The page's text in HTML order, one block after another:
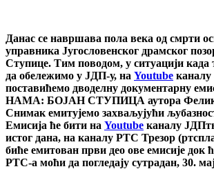
Данас се навршава пола века од смрти
управника Југословенског драмског
Ступице. Тим поводом, у ситуацији када
да обележимо у ЈДП-у, на Youtube
поставићемо дводелну документарну
НАМА: БОЈАН СТУПИЦА аутора
Снимак емитујемо захваљујући
Емисија ће бити на Youtube каналу
истог дана, на каналу РТС Трезор
биће емитован први део ове емисије док
РТС-а моћи да погледају сутрадан, 30.